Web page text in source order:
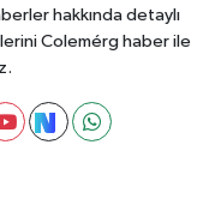
hakkında detaylı
Colemérg haber ile